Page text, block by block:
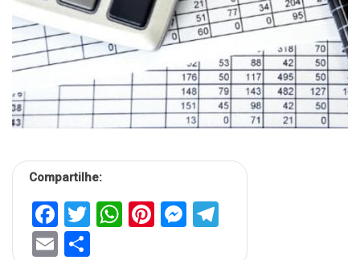
Compartilhe:
Facebook
Twitter
WhatsApp
Pinterest
Messenger
Email